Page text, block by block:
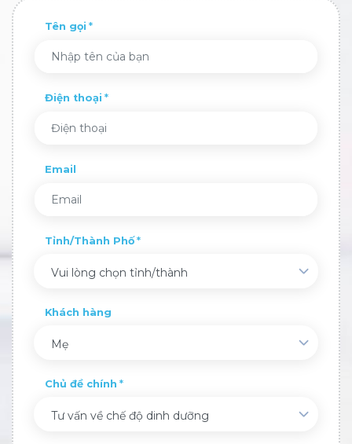
Tên gọi
Điện thoại
Email
Tỉnh/Thành Phố
Vui lòng chọn tỉnh/thành
Khách hàng
Mẹ
Chủ đề chính
Tư vấn về chế độ dinh dưỡng